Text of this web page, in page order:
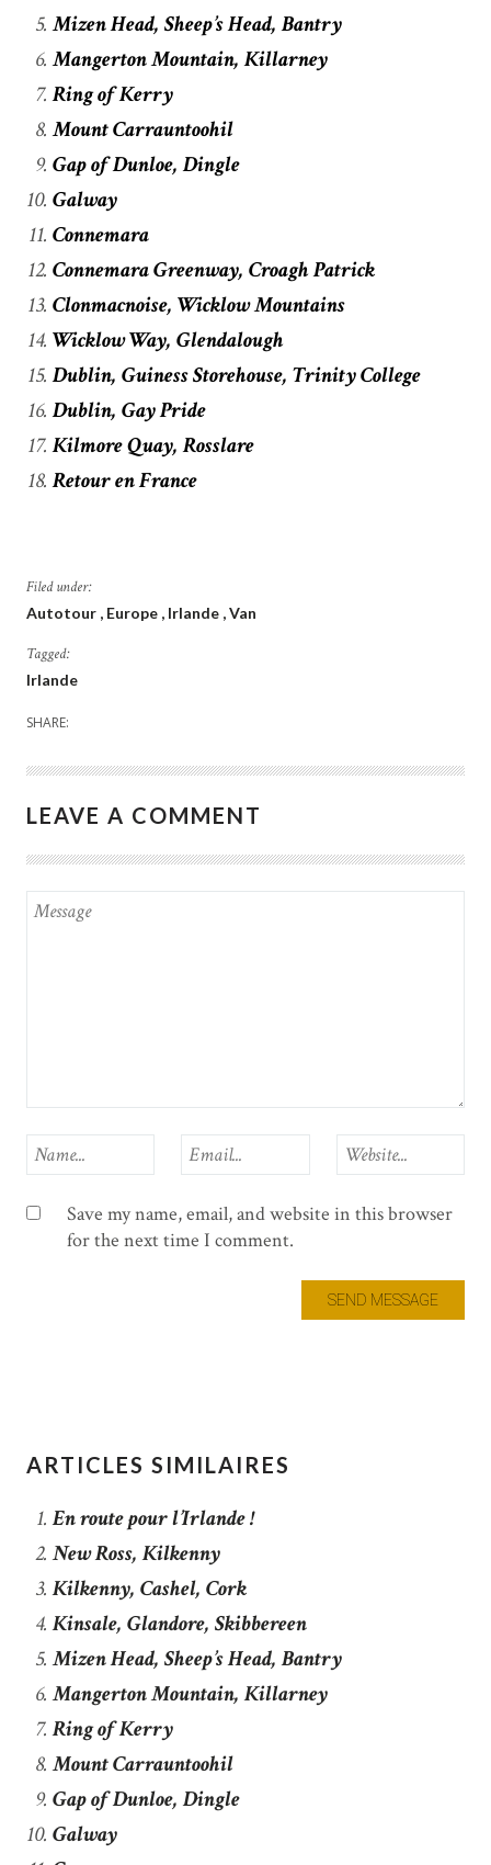
Mizen Head, Sheep’s Head, Bantry
Mangerton Mountain, Killarney
Ring of Kerry
Mount Carrauntoohil
Gap of Dunloe, Dingle
Galway
Connemara
Connemara Greenway, Croagh Patrick
Clonmacnoise, Wicklow Mountains
Wicklow Way, Glendalough
Dublin, Guiness Storehouse, Trinity College
Dublin, Gay Pride
Kilmore Quay, Rosslare
Retour en France
Filed under:
Autotour Europe Irlande Van
Tagged:
Irlande
SHARE:
LEAVE A COMMENT
Save my name, email, and website in this browser
for the next time I comment.
ARTICLES SIMILAIRES
En route pour l’Irlande !
New Ross, Kilkenny
Kilkenny, Cashel, Cork
Kinsale, Glandore, Skibbereen
Mizen Head, Sheep’s Head, Bantry
Mangerton Mountain, Killarney
Ring of Kerry
Mount Carrauntoohil
Gap of Dunloe, Dingle
Galway